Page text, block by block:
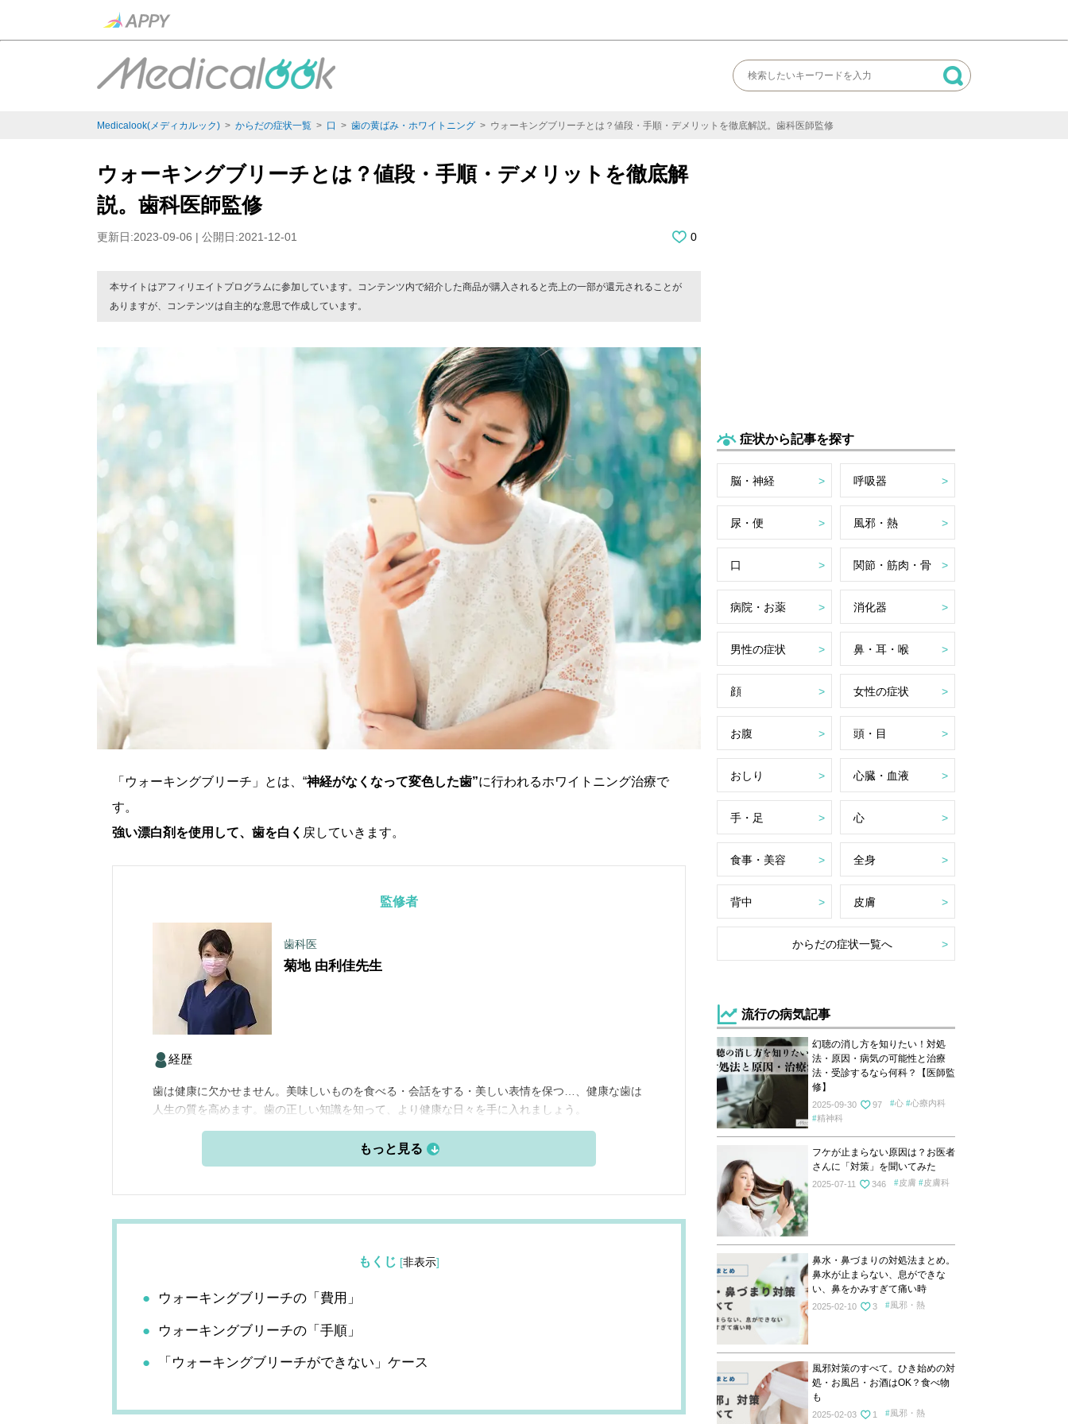
Medicalook(メディカルック) > からだの症状一覧 > 口 > 歯の黄ばみ・ホワイトニング > ウォーキングブリーチとは？値段・手順・デメリットを徹底解説。歯科医師監修
ウォーキングブリーチとは？値段・手順・デメリットを徹底解
説。歯科医師監修
更新日:2023-09-06 | 公開日:2021-12-01 0
本サイトはアフィリエイトプログラムに参加しています。コンテンツ内で紹介した商品が購入されると売上の一部が還元されることが
ありますが、コンテンツは自主的な意思で作成しています。
「ウォーキングブリーチ」とは、“神経がなくなって変色した歯”に行われるホワイトニング治療で
す。
強い漂白剤を使用して、歯を白く 戻していきます。
監修者
歯科医
菊地 由利佳先生
経歴
歯は健康に欠かせません。美味しいものを食べる・会話をする・美しい表情を保つ…、健康な歯は
人生の質を高めます。歯の正しい知識を知って、より健康な日々を手に入れましょう。
もくじ [非表示]
ウォーキングブリーチの「費用」
ウォーキングブリーチの「手順」
「ウォーキングブリーチができない」ケース
症状から記事を探す
脳・神経 呼吸器
尿・便 風邪・熱
口 関節・筋肉・骨
病院・お薬 消化器
男性の症状 鼻・耳・喉
顔 女性の症状
お腹 頭・目
おしり 心臓・血液
手・足 心
食事・美容 全身
背中 皮膚
からだの症状一覧へ
流行の病気記事
幻聴の消し方を知りたい！対処
法・原因・病気の可能性と治療
法・受診するなら何科？【医師監
修】
2025-09-30 97 心
心療内科
精神科
フケが止まらない原因は？お医者
さんに「対策」を聞いてみた
2025-07-11 346 皮膚 皮膚科
鼻水・鼻づまりの対処法まとめ。
鼻水が止まらない、息ができな
い、鼻をかみすぎて痛い時
2025-02-10 3 風邪・熱
風邪対策のすべて。ひき始めの対
処・お風呂・お酒はOK？食べ物
も
2025-02-03 1 風邪・熱